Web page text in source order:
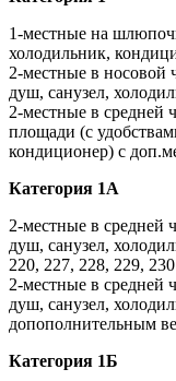
1-местные на
холодильник,
2-местные в носовой
душ, санузел,
2-местные в средней
площади (с
кондиционер) с
Категория 1А
2-местные в средней
душ, санузел,
220, 227, 228, 229, 230
2-местные в средней
душ, санузел,
допополнительным
Категория 1Б